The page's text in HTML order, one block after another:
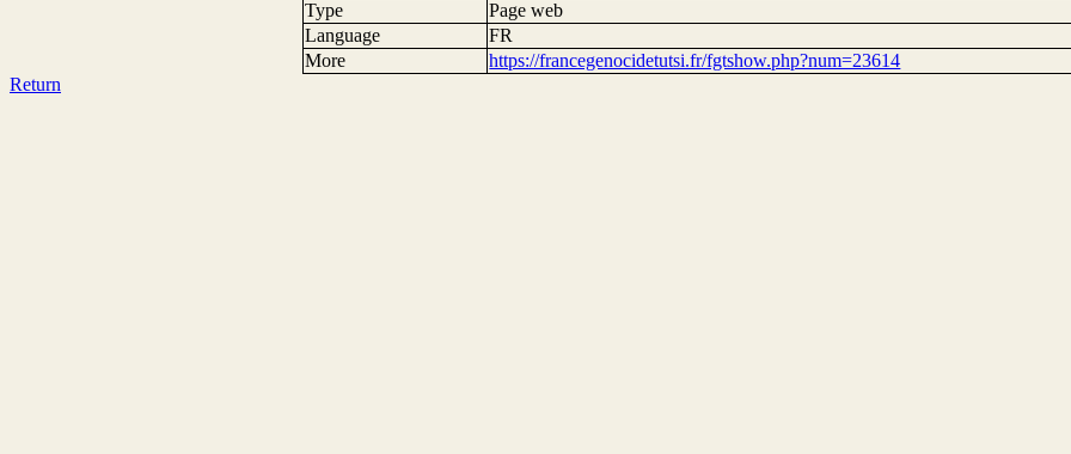
Type
Page web
Language
FR
More
https://francegenocidetutsi.fr/fgtshow.php?num=23614
Return